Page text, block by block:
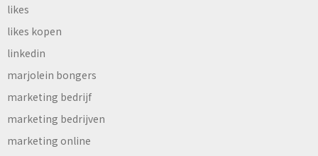
likes
likes kopen
linkedin
marjolein bongers
marketing bedrijf
marketing bedrijven
marketing online